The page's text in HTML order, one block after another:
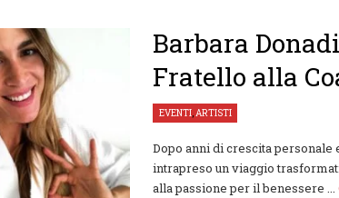
Barbara
Fratello alla
EVENTI,ARTISTI
Dopo anni di crescita personale
intrapreso un viaggio
alla passione per il benessere ...